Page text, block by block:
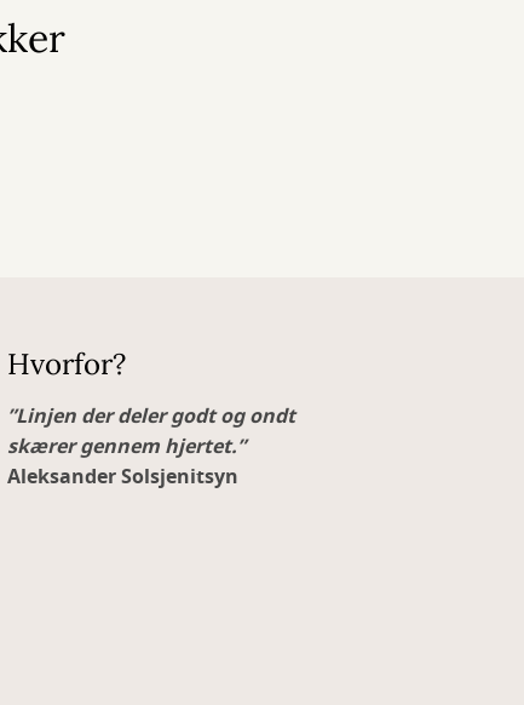
Hvorfor?
”Linjen der deler godt og ondt
skærer gennem hjertet.”
Aleksander Solsjenitsyn